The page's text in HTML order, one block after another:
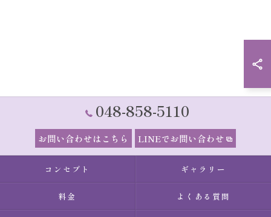
048-858-5110
お問い合わせはこちら LINEでお問い合わせ
コンセプト ギャラリー
料金 よくある質問